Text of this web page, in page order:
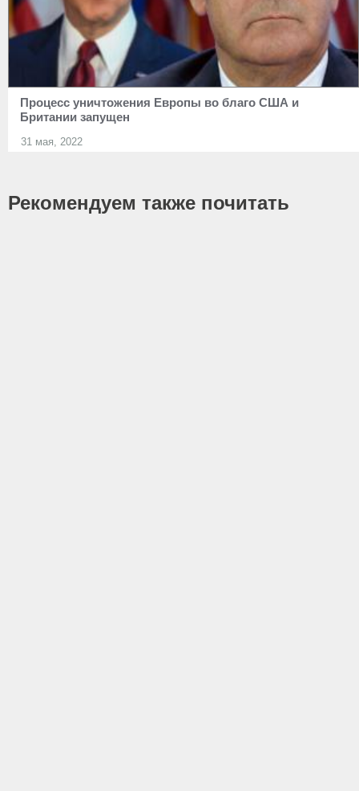
Процесс уничтожения Европы во благо США и
Британии запущен
31 мая, 2022
Рекомендуем также почитать